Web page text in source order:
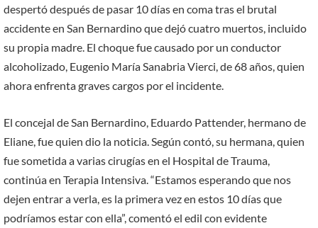
despertó después de pasar 10 días en coma tras el brutal
accidente en San Bernardino que dejó cuatro muertos, incluido
su propia madre. El choque fue causado por un conductor
alcoholizado, Eugenio María Sanabria Vierci, de 68 años, quien
ahora enfrenta graves cargos por el incidente.
El concejal de San Bernardino, Eduardo Pattender, hermano de
Eliane, fue quien dio la noticia. Según contó, su hermana, quien
fue sometida a varias cirugías en el Hospital de Trauma,
continúa en Terapia Intensiva. “Estamos esperando que nos
dejen entrar a verla, es la primera vez en estos 10 días que
podríamos estar con ella”, comentó el edil con evidente